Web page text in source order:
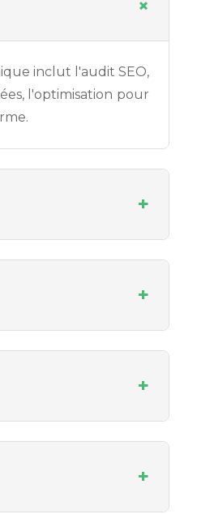
+
inclut l'audit SEO,
l'optimisation pour
+
+
+
+